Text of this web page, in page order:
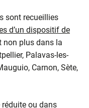
sont recueillies
d’un dispositif de
non plus dans la
Palavas-les-
Carnon, Sète,
ou dans